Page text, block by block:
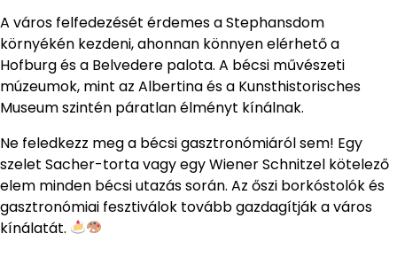
A város felfedezését érdemes a Stephansdom
környékén kezdeni, ahonnan könnyen elérhető a
Hofburg és a Belvedere palota. A bécsi művészeti
múzeumok, mint az Albertina és a Kunsthistorisches
Museum szintén páratlan élményt kínálnak.
Ne feledkezz meg a bécsi gasztronómiáról sem! Egy
szelet Sacher-torta vagy egy Wiener Schnitzel kötelező
elem minden bécsi utazás során. Az őszi borkóstolók és
gasztronómiai fesztiválok tovább gazdagítják a város
kínálatát.